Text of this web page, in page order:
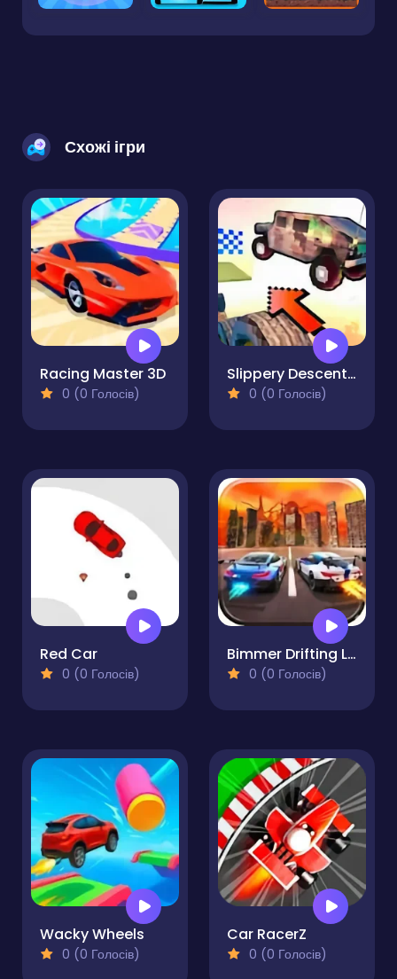
Схожі ігри
Racing Master 3D
0 (0 Голосів)
Slippery Descent By Car
0 (0 Голосів)
Red Car
0 (0 Голосів)
Bimmer Drifting Legends
0 (0 Голосів)
Wacky Wheels
0 (0 Голосів)
Car RacerZ
0 (0 Голосів)